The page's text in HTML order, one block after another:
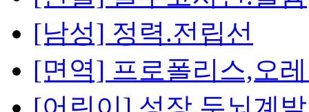
[남성] 정력.전립선
[면역] 프로폴리스,오